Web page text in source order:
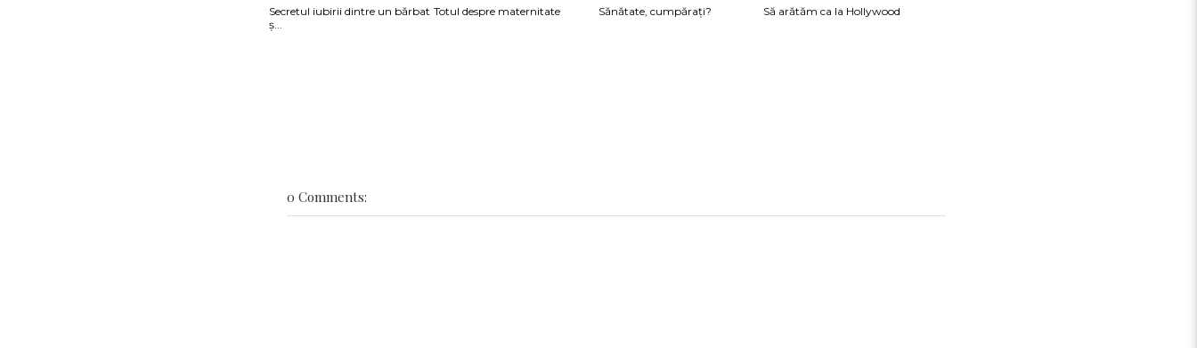
Secretul iubirii dintre un bărbat
ș...
Totul despre maternitate Sănătate, cumpărați? Să arătăm ca la Hollywood
0 Comments: